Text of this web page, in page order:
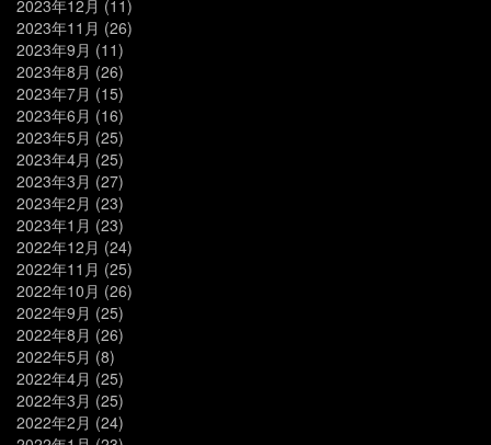
2023年12月 (11)
2023年11月 (26)
2023年9月 (11)
2023年8月 (26)
2023年7月 (15)
2023年6月 (16)
2023年5月 (25)
2023年4月 (25)
2023年3月 (27)
2023年2月 (23)
2023年1月 (23)
2022年12月 (24)
2022年11月 (25)
2022年10月 (26)
2022年9月 (25)
2022年8月 (26)
2022年5月 (8)
2022年4月 (25)
2022年3月 (25)
2022年2月 (24)